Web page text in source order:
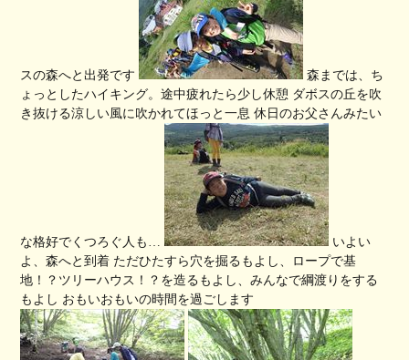
スの森へと出発です
森までは、ち
ょっとしたハイキング。途中疲れたら少し休憩 ダボスの丘を吹
き抜ける涼しい風に吹かれてほっと一息 休日のお父さんみたい
な格好でくつろぐ人も…
いよい
よ、森へと到着 ただひたすら穴を掘るもよし、ロープで基
地！？ツリーハウス！？を造るもよし、みんなで綱渡りをする
もよし おもいおもいの時間を過ごします